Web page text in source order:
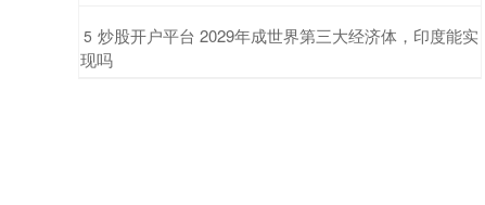
5 ​炒股开户平台 2029年成世界第三大经济体，印度能实
现吗